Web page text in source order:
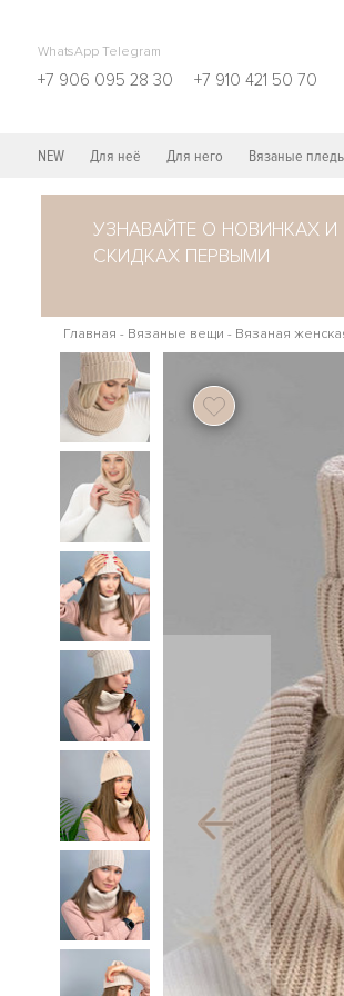
WhatsApp Telegram
+7 906 095 28 30 +7 910 421 50 70
NEW Для неё Для него Вязаные
УЗНАВАЙТЕ О НОВИНКАХ И
СКИДКАХ ПЕРВЫМИ
Главная - Вязаные вещи - Вязаная
104